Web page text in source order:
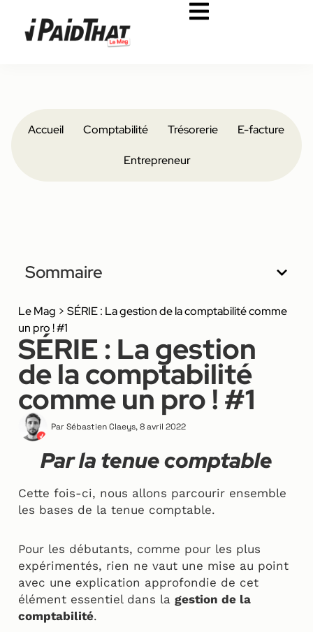
Accueil Comptabilité Trésorerie E-facture
Entrepreneur
Sommaire
Le Mag > SÉRIE : La gestion de la comptabilité comme
un pro ! #1
SÉRIE : La gestion
de la comptabilité
comme un pro ! #1
Par Sébastien Claeys,8 avril 2022
Par la tenue comptable
Cette fois-ci, nous allons parcourir ensemble
les bases de la tenue comptable.
Pour les débutants, comme pour les plus
expérimentés, rien ne vaut une mise au point
avec une explication approfondie de cet
élément essentiel dans la gestion de la
comptabilité.